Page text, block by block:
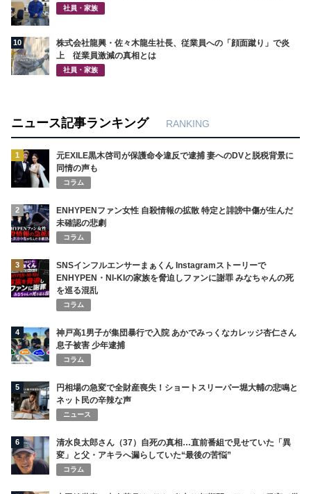
社員・家族
10
株式会社龍興・佐々木龍生社長、従業員への「顔面蹴り」で炎
上 従業員激減の真相とは
社員・家族
ニュース記事ランキング RANKING
1
元EXILE黒木啓司が保護命令違反で逮捕 妻へのDVと脱税背景に
同情の声も
コラム
2
ENHYPENファン女性 自殺情報の拡散 特定と誹謗中傷が生んだ
未確認の悲劇
コラム
3
SNSインフルエンサーまぁくん Instagramストーリーで
ENHYPEN・NI-KIの家族を脅迫しファンに謝罪 みなちゃんの死
を巡る混乱
コラム
4
神戸高1男子が集団暴行で入院 あかでみっくなカレッジ杏仁さん
息子被害 少年逮捕
コラム
5
円相場の急変で全財産喪失！ショートスリーパー堀大輔の悲鳴と
ネット民の辛辣な声
ニュース
6
清水良太郎さん（37）自死の真相…直前番組で見せていた「異
変」と父・アキラへ漏らしていた“最後の苦悩”
コラム